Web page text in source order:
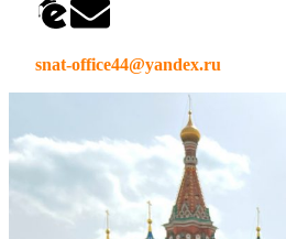
snat-office44@yandex.ru